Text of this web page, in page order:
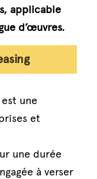
applicable
d’œuvres.
une
et
une durée
à verser